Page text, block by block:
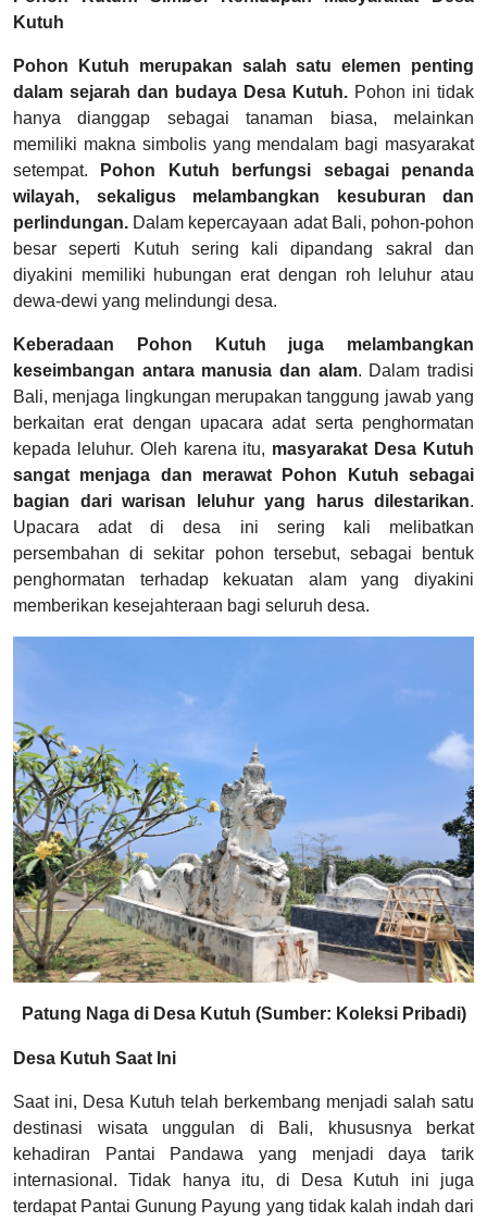
Kutuh
Pohon Kutuh merupakan salah satu elemen penting
dalam sejarah dan budaya Desa Kutuh. Pohon ini tidak
hanya dianggap sebagai tanaman biasa, melainkan
memiliki makna simbolis yang mendalam bagi masyarakat
setempat.
Pohon Kutuh berfungsi sebagai penanda
wilayah, sekaligus melambangkan kesuburan dan
perlindungan. Dalam kepercayaan adat Bali, pohon-pohon
besar seperti Kutuh sering kali dipandang sakral dan
diyakini memiliki hubungan erat dengan roh leluhur atau
dewa-dewi yang melindungi desa.
Keberadaan Pohon Kutuh juga melambangkan
keseimbangan antara manusia dan alam. Dalam tradisi
Bali, menjaga lingkungan merupakan tanggung jawab yang
berkaitan erat dengan upacara adat serta penghormatan
kepada leluhur. Oleh karena itu, masyarakat Desa Kutuh
sangat menjaga dan merawat Pohon Kutuh sebagai
bagian dari warisan leluhur yang harus dilestarikan.
Upacara adat di desa ini sering kali melibatkan
persembahan di sekitar pohon tersebut, sebagai bentuk
penghormatan terhadap kekuatan alam yang diyakini
memberikan kesejahteraan bagi seluruh desa.
Patung Naga di Desa Kutuh (Sumber: Koleksi Pribadi)
Desa Kutuh Saat Ini
Saat ini, Desa Kutuh telah berkembang menjadi salah satu
destinasi wisata unggulan di Bali, khususnya berkat
kehadiran Pantai Pandawa yang menjadi daya tarik
internasional. Tidak hanya itu, di Desa Kutuh ini juga
terdapat Pantai Gunung Payung yang tidak kalah indah dari